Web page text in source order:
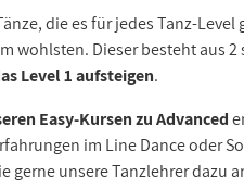
die es für jedes Tanz-
wohlsten. Dieser besteht aus
Level 1 aufsteigen.
Easy-Kursen zu Advanced
im Line Dance oder
gerne unsere Tanzlehrer dazu